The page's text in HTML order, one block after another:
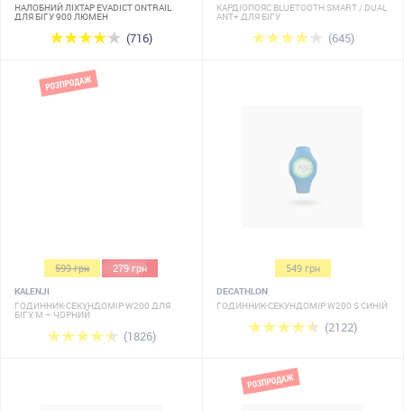
НАЛОБНИЙ ЛІХТАР EVADICT ONTRAIL
ДЛЯ БІГУ 900 ЛЮМЕН
(716)
КАРДІОПОЯС BLUETOOTH SMART / DUAL
ANT+ ДЛЯ БІГУ
(645)
599 грн 279 грн
KALENJI
ГОДИННИК-СЕКУНДОМІР W200 ДЛЯ
БІГУ, M – ЧОРНИЙ
(1826)
549 грн
DECATHLON
ГОДИННИК-СЕКУНДОМІР W200 S СИНІЙ
(2122)